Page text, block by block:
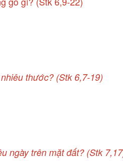
thước? (Stk 6,7-19)
ngày trên mặt đất? (Stk